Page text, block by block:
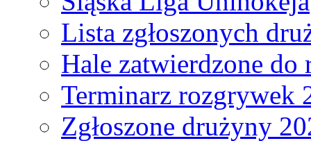
Lista zgłoszonych
Hale zatwierdzone do
Terminarz rozgrywek
Zgłoszone drużyny